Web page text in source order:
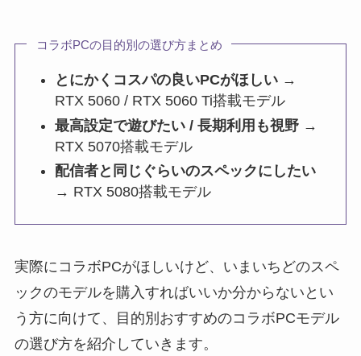
コラボPCの目的別の選び方まとめ
とにかくコスパの良いPCがほしい →
RTX 5060 / RTX 5060 Ti搭載モデル
最高設定で遊びたい / 長期利用も視野 →
RTX 5070搭載モデル
配信者と同じぐらいのスペックにしたい
→ RTX 5080搭載モデル
実際にコラボPCがほしいけど、いまいちどのスペ
ックのモデルを購入すればいいか分からないとい
う方に向けて、目的別おすすめのコラボPCモデル
の選び方を紹介していきます。